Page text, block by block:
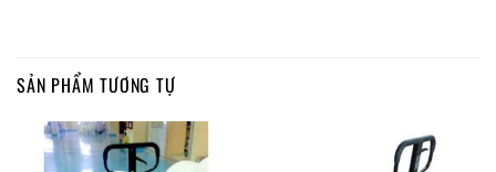
SẢN PHẨM TƯƠNG TỰ